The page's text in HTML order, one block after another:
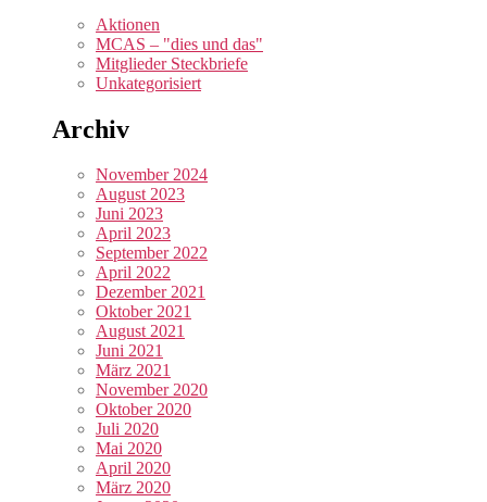
Aktionen
MCAS – "dies und das"
Mitglieder Steckbriefe
Unkategorisiert
Archiv
November 2024
August 2023
Juni 2023
April 2023
September 2022
April 2022
Dezember 2021
Oktober 2021
August 2021
Juni 2021
März 2021
November 2020
Oktober 2020
Juli 2020
Mai 2020
April 2020
März 2020